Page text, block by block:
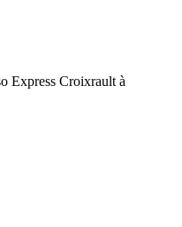
Express Croixrault à